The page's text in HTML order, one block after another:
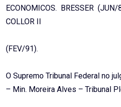
ECONOMICOS. BRESSER
COLLOR II
(FEV/91).
O Supremo Tribunal Federal no
– Min. Moreira Alves – Tribunal